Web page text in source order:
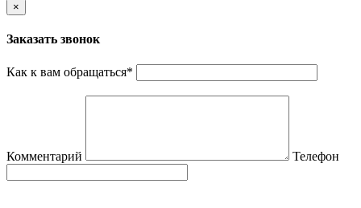
×
Заказать звонок
Как к вам обращаться*
Комментарий Телефон